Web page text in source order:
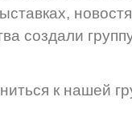
создали
к нашей